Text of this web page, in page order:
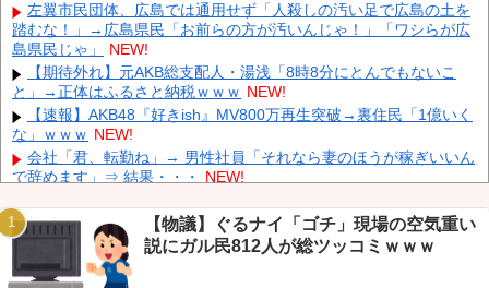
【速報】 日本赤十字社、韓国に超希少血液Jr(a-)を提供「韓国内
では適合する血液を確保できなかった」※今回で4回目
NEW!
中国「大洪水！」三峡ダム「9門開放！（全力放流」中国都市
「三峡沿線の道路水没」中国政府「高速道路封鎖！」中国ダム「緊
急放流に合わせて開門（土砂崩れ発生」→
「あきれてモノが言えない」「国を維持できるの？」外国人の永
住許可要件の厳格化で在日中国人の本音は？
Powered by livedoor 相互RSS
左翼市民団体、広島では通用せず「人殺しの汚い足で広島の土を
踏むな！」→広島県民「お前らの方が汚いんじゃ！」「ワシらが広
島県民じゃ」
NEW!
【期待外れ】元AKB総支配人・湯浅「8時8分にとんでもないこ
と」→正体はふるさと納税ｗｗｗ NEW!
【速報】AKB48『好きish』MV800万再生突破→裏住民「1億いく
な」ｗｗｗ NEW!
会社「君、転勤ね」→ 男性社員「それなら妻のほうが稼ぎいいん
で辞めます」⇒ 結果・・・
NEW!
スタ更新！その内容がガチでヤバすぎる… NEW!
【悲報】 とにかくヤりたくてブスと付き合ったらｗｗｗｗｗｗｗ
ｗｗｗｗｗｗｗｗ
【物議】ぐるナイ「ゴチ」現場の空気重い
説にガル民812人が総ツッコミｗｗｗ